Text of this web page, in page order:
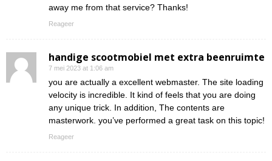
away me from that service? Thanks!
Reageer
handige scootmobiel met extra beenruimte
7 mei 2023 at 1:06 am
you are actually a excellent webmaster. The site loading
velocity is incredible. It kind of feels that you are doing
any unique trick. In addition, The contents are
masterwork. you’ve performed a great task on this topic!
Reageer